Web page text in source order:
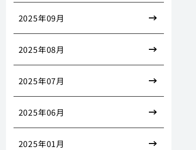
2025年09月
2025年08月
2025年07月
2025年06月
2025年01月